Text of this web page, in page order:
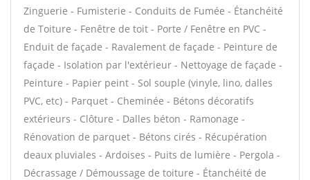
Zinguerie - Fumisterie - Conduits de Fumée - Étanchéité
de Toiture - Fenêtre de toit - Porte / Fenêtre en PVC -
Enduit de façade - Ravalement de façade - Peinture de
façade - Isolation par l'extérieur - Nettoyage de façade -
Peinture - Papier peint - Sol souple (vinyle, lino, dalles
PVC, etc) - Parquet - Cheminée - Bétons décoratifs
extérieurs - Clôture - Dalles béton - Ramonage -
Rénovation de parquet - Bétons cirés - Récupération
deaux pluviales - Ardoises - Puits de lumière - Pergola -
Décrassage / Démoussage de toiture - Étanchéité de